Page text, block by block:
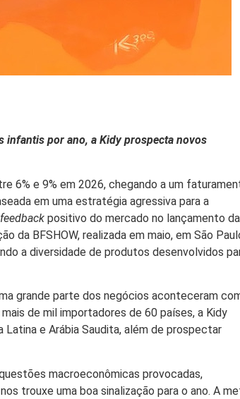
infantis por ano, a Kidy prospecta novos
6% e 9% em 2026, chegando a um
em uma estratégia agressiva para a
feedback positivo do mercado no lançamento da
da BFSHOW, realizada em maio, em São
a diversidade de produtos desenvolvidos
grande parte dos negócios aconteceram
de mil importadores de 60 países, a Kidy
e Arábia Saudita, além de prospectar
macroeconômicas provocadas,
trouxe uma boa sinalização para o ano. A